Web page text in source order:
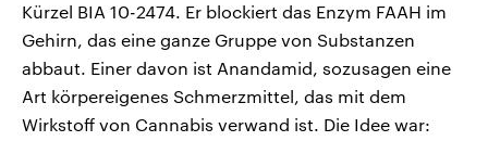
Kürzel BIA 10-2474. Er blockiert das Enzym FAAH im
Gehirn, das eine ganze Gruppe von Substanzen
abbaut. Einer davon ist Anandamid, sozusagen eine
Art körpereigenes Schmerzmittel, das mit dem
Wirkstoff von Cannabis verwand ist. Die Idee war: